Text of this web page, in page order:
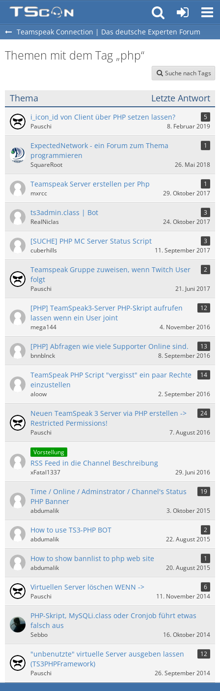
Teamspeak Connection | Das deutsche Experten Forum
Themen mit dem Tag „php“
Suche nach Tags
Thema Letzte Antwort
i_icon_id von Client über PHP setzen lassen?
5
Pauschi
8. Februar 2019
ExpectedNetwork - ein Forum zum Thema
programmieren
1
SquareRoot 26. Mai 2018
Teamspeak Server erstellen per Php
1
mxrcc
29. Oktober 2017
ts3admin.class | Bot
3
RealNiclas
24. Oktober 2017
[SUCHE] PHP MC Server Status Script
3
cuberhills
11. September 2017
Teamspeak Gruppe zuweisen, wenn Twitch User
folgt
2
Pauschi 21. Juni 2017
[PHP] TeamSpeak3-Server PHP-Skript aufrufen
lassen wenn ein User joint
12
mega144 4. November 2016
[PHP] Abfragen wie viele Supporter Online sind.
13
bnnblnck
8. September 2016
TeamSpeak PHP Script "vergisst" ein paar Rechte
einzustellen
14
aloow 2. September 2016
Neuen TeamSpeak 3 Server via PHP erstellen ->
Restricted Permissions!
24
Pauschi 7. August 2016
Vorstellung
RSS Feed in die Channel Beschreibung
xFatal1337 29. Juni 2016
Time / Online / Adminstrator / Channel's Status
PHP Banner
19
abdumalik 3. Oktober 2015
How to use TS3-PHP BOT
2
abdumalik
22. August 2015
How to show bannlist to php web site
1
abdumalik
20. August 2015
Virtuellen Server löschen WENN ->
6
Pauschi
11. November 2014
PHP-Skript, MySQLi.class oder Cronjob führt etwas
falsch aus
Sebbo 16. Oktober 2014
"unbenutzte" virtuelle Server ausgeben lassen
(TS3PHPFramework)
12
Pauschi 26. September 2014